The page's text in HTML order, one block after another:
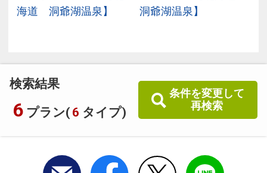
検索結果
6 プラン( 6 タイプ)
条件を変更して
再検索
海道 洞爺湖温泉】
洞爺湖温泉】